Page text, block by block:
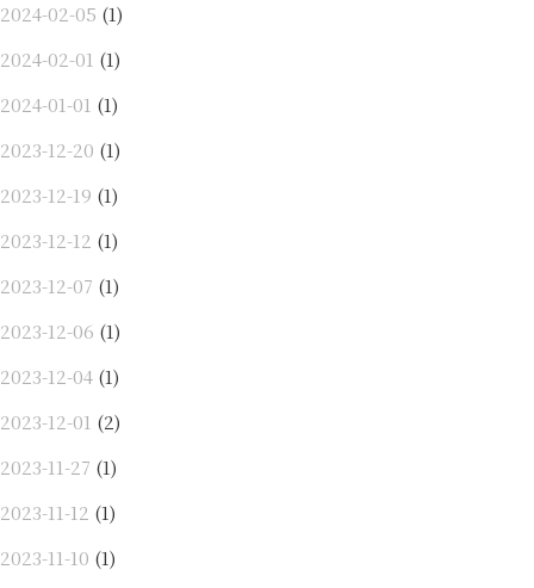
2024-02-05 (1)
2024-02-01 (1)
2024-01-01 (1)
2023-12-20 (1)
2023-12-19 (1)
2023-12-12 (1)
2023-12-07 (1)
2023-12-06 (1)
2023-12-04 (1)
2023-12-01 (2)
2023-11-27 (1)
2023-11-12 (1)
2023-11-10 (1)